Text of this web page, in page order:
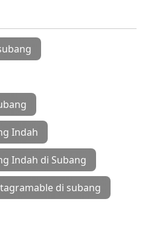
Indah
Indah di Subang
di subang